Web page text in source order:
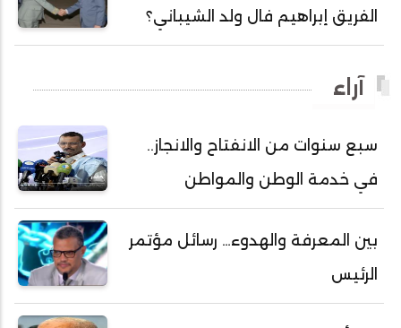
أحمد ولد السالك
أحمد ولد باهيه
أحمد ولد داداه
أحمد ولد علال
أحمد ولد محمد ديدي
أحمد ولد نافع
أحمد ولد يحيى
أحمدا كلي
الفريق إبراهيم فال ولد الشيباني؟
آراء
سبع سنوات من الانفتاح والانجاز..
في خدمة الوطن والمواطن
بين المعرفة والهدوء… رسائل مؤتمر
الرئيس